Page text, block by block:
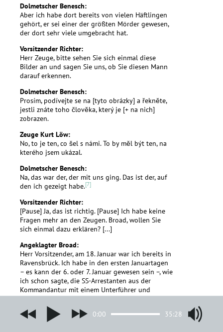
Dolmetscher Benesch:
Aber ich habe dort bereits von vielen Häftlingen
gehört, er sei einer der größten Mörder gewesen,
der dort sehr viele umgebracht hat.
Vorsitzender Richter:
Herr Zeuge, bitte sehen Sie sich einmal diese
Bilder an und sagen Sie uns, ob Sie diesen Mann
darauf erkennen.
Dolmetscher Benesch:
Prosím, podívejte se na [tyto obrázky] a řekněte,
jestli znáte toho člověka, který je [+ na nich]
zobrazen.
Zeuge Kurt Löw:
No, to je ten, co šel s námi. To by měl být ten, na
kterého jsem ukázal.
Dolmetscher Benesch:
Na, das war der, der mit uns ging. Das ist der, auf
den ich gezeigt habe.[7]
Vorsitzender Richter:
[Pause] Ja, das ist richtig. [Pause] Ich habe keine
Fragen mehr an den Zeugen. Broad, wollen Sie
sich einmal dazu erklären? [...]
Angeklagter Broad:
Herr Vorsitzender, am 18. Januar war ich bereits in
Ravensbrück. Ich habe in den ersten Januartagen
– es kann der 6. oder 7. Januar gewesen sein –, wie
ich schon sagte, die SS-Arrestanten aus der
Kommandantur mit einem Unterführer und
anderen SS-Angehörigen zusammen über Breslau
nach Ra vensbrück gebracht. Nein, nicht
Ravensbrück, Groß-Rosen meine ich. Ich kann mich
0:00 35:28